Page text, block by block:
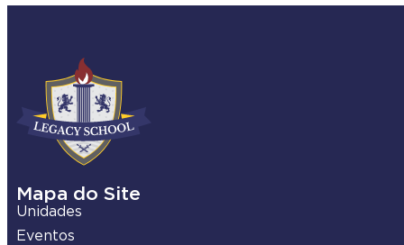
Mapa do Site
Unidades
Eventos